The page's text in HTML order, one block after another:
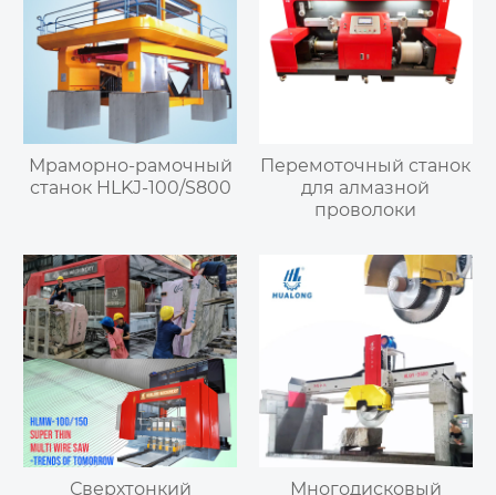
Мраморно-рамочный
станок HLKJ-100/S800
Перемоточный станок
для алмазной
проволоки
Сверхтонкий
Многодисковый